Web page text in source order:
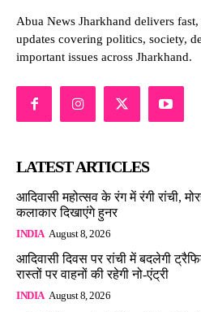
Abua News Jharkhand delivers
updates covering politics, society,
important issues across Jharkhand.
LATEST ARTICLES
आदिवासी महोत्सव के रंग में रंगी रांची,
कलाकार दिखाएंगे हुनर
INDIA August 8, 2026
आदिवासी दिवस पर रांची में बदलेगी
रास्तों पर वाहनों की रहेगी नो-एंट्री
INDIA August 8, 2026